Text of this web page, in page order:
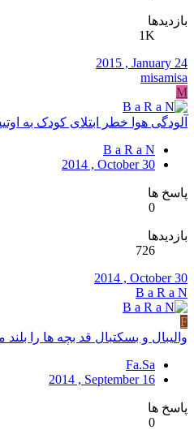
بازدیدها
1K
2015 , January 24
misamisa
M
آلودگی هوا خطر ابتلای کودک به
B a R a N
2014 , October 30
پاسخ ها
0
بازدیدها
726
2014 , October 30
B a R a N
F
والیبال و بسکتبال قد بچه ها را بلند
Fa.Sa
2014 , September 16
پاسخ ها
0